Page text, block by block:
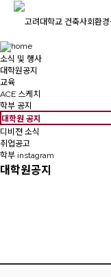
소식 및 행사
대학원공지
교육
ACE 스케치
학부 공지
대학원 공지
디비젼 소식
취업공고
학부 instagram
대학원공지